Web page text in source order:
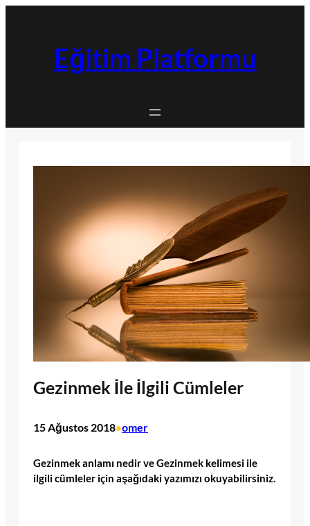
Eğitim Platformu
Gezinmek İle İlgili Cümleler
15 Ağustos 2018•omer
Gezinmek anlamı nedir ve Gezinmek kelimesi ile
ilgili cümleler için aşağıdaki yazımızı okuyabilirsiniz.